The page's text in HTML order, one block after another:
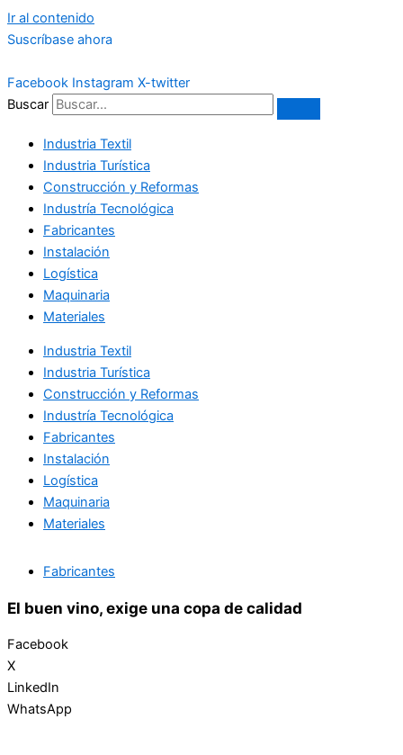
Ir al contenido
Suscríbase ahora
Facebook Instagram X-twitter
Buscar
Industria Textil
Industria Turística
Construcción y Reformas
Industría Tecnológica
Fabricantes
Instalación
Logística
Maquinaria
Materiales
Industria Textil
Industria Turística
Construcción y Reformas
Industría Tecnológica
Fabricantes
Instalación
Logística
Maquinaria
Materiales
Fabricantes
El buen vino, exige una copa de calidad
Facebook
X
LinkedIn
WhatsApp